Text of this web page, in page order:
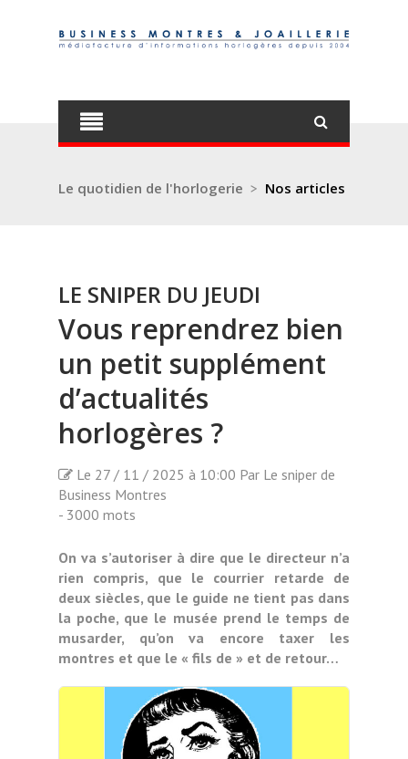
Le quotidien de l'horlogerie > Nos articles
LE SNIPER DU JEUDI
Vous reprendrez bien
un petit supplément
d’actualités
horlogères ?
Le 27 / 11 / 2025 à 10:00 Par Le sniper de
Business Montres
- 3000 mots
On va s’autoriser à dire que le directeur n’a
rien compris, que le courrier retarde de
deux siècles, que le guide ne tient pas dans
la poche, que le musée prend le temps de
musarder, qu’on va encore taxer les
montres et que le « fils de » et de retour…